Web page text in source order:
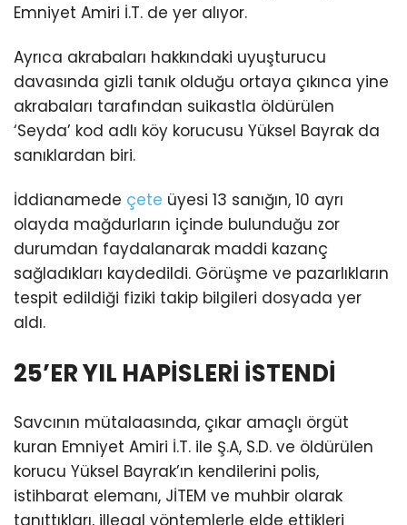
Emniyet Amiri İ.T. de yer alıyor.
Ayrıca akrabaları hakkındaki uyuşturucu
davasında gizli tanık olduğu ortaya çıkınca yine
akrabaları tarafından suikastla öldürülen
‘Seyda’ kod adlı köy korucusu Yüksel Bayrak da
sanıklardan biri.
İddianamede çete üyesi 13 sanığın, 10 ayrı
olayda mağdurların içinde bulunduğu zor
durumdan faydalanarak maddi kazanç
sağladıkları kaydedildi. Görüşme ve pazarlıkların
tespit edildiği fiziki takip bilgileri dosyada yer
aldı.
25’ER YIL HAPİSLERİ İSTENDİ
Savcının mütalaasında, çıkar amaçlı örgüt
kuran Emniyet Amiri İ.T. ile Ş.A, S.D. ve öldürülen
korucu Yüksel Bayrak’ın kendilerini polis,
istihbarat elemanı, JİTEM ve muhbir olarak